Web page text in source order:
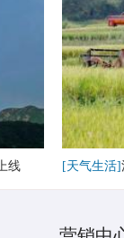
线 [天气生活]